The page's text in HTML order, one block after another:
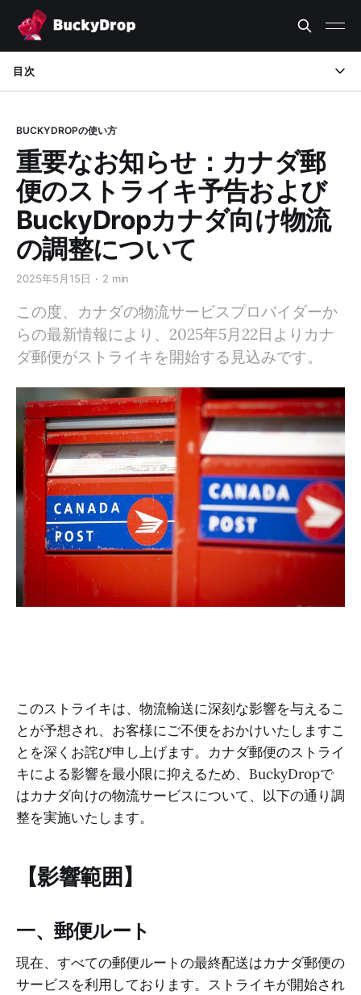
目次
BUCKYDROPの使い方
重要なお知らせ：カナダ郵
便のストライキ予告および
BuckyDropカナダ向け物流
の調整について
2025年5月15日 2 min
この度、カナダの物流サービスプロバイダーか
らの最新情報により、2025年5月22日よりカナ
ダ郵便がストライキを開始する見込みです。
このストライキは、物流輸送に深刻な影響を与えるこ
とが予想され、お客様にご不便をおかけいたしますこ
とを深くお詫び申し上げます。カナダ郵便のストライ
キによる影響を最小限に抑えるため、BuckyDropで
はカナダ向けの物流サービスについて、以下の通り調
整を実施いたします。
【影響範囲】
一、郵便ルート
現在、すべての郵便ルートの最終配送はカナダ郵便の
サービスを利用しております。ストライキが開始され